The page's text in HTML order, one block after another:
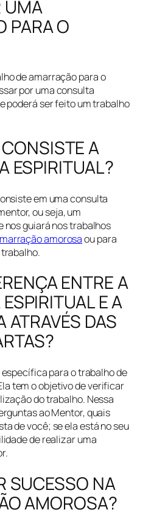
UMA
PARA O
de amarração para o
por uma consulta
poderá ser feito um trabalho
A
ESPIRITUAL?
em uma consulta
ou seja, um
nos guiará nos trabalhos
amorosaou para
ENTRE A
E A
ATRAVÉS DAS
para o trabalho de
tem o objetivo de verificar
do trabalho. Nessa
ao Mentor, quais
de você; se ela está no seu
de realizar uma
SUCESSO NA
AMOROSA?